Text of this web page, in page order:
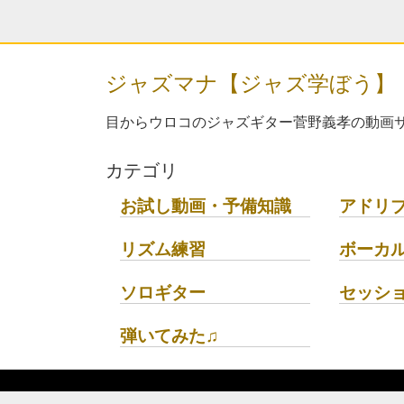
ジャズマナ【ジャズ学ぼう】
目からウロコのジャズギター菅野義孝の動
カテゴリ
お試し動画・予備知識
アドリ
リズム練習
ボーカ
ソロギター
セッシ
弾いてみた♫